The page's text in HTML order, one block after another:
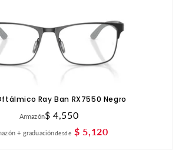
Ray Ban RX7550 Negro
ArmazónPrecio
habitual
$ 4,550
+ graduacióndesde $ 5,120